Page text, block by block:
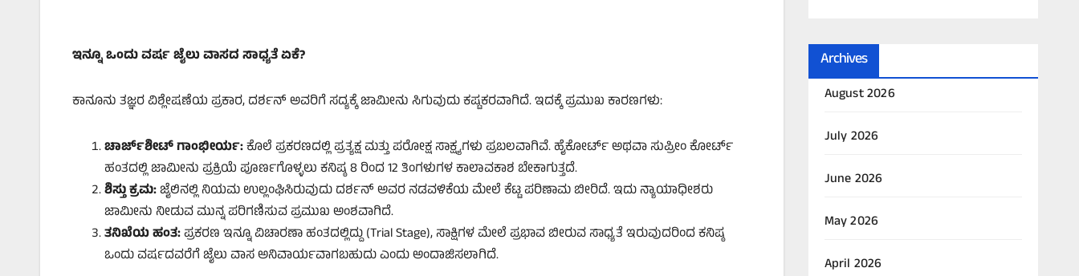
ಇನ್ನೂ ಒಂದು ವರ್ಷ ಜೈಲು ವಾಸದ ಸಾಧ್ಯತೆ ಏಕೆ?
ಕಾನೂನು ತಜ್ಞರ ವಿಶ್ಲೇಷಣೆಯ ಪ್ರಕಾರ, ದರ್ಶನ್ ಅವರಿಗೆ ಸದ್ಯಕ್ಕೆ ಜಾಮೀನು ಸಿಗುವುದು ಕಷ್ಟಕರವಾಗಿದೆ. ಇದಕ್ಕೆ ಪ್ರಮುಖ ಕಾರಣಗಳು:
ಚಾರ್ಜ್‌ಶೀಟ್ ಗಾಂಭೀರ್ಯ:ಕೊಲೆ ಪ್ರಕರಣದಲ್ಲಿ ಪ್ರತ್ಯಕ್ಷ ಮತ್ತು ಪರೋಕ್ಷ ಸಾಕ್ಷ್ಯಗಳು ಪ್ರಬಲವಾಗಿವೆ. ಹೈಕೋರ್ಟ್ ಅಥವಾ ಸುಪ್ರೀಂ ಕೋರ್ಟ್
ಹಂತದಲ್ಲಿ ಜಾಮೀನು ಪ್ರಕ್ರಿಯೆ ಪೂರ್ಣಗೊಳ್ಳಲು ಕನಿಷ್ಠ 8 ರಿಂದ 12 ತಿಂಗಳುಗಳ ಕಾಲಾವಕಾಶ ಬೇಕಾಗುತ್ತದೆ.
ಶಿಸ್ತು ಕ್ರಮ:ಜೈಲಿನಲ್ಲಿ ನಿಯಮ ಉಲ್ಲಂಘಿಸಿರುವುದು ದರ್ಶನ್ ಅವರ ನಡವಳಿಕೆಯ ಮೇಲೆ ಕೆಟ್ಟ ಪರಿಣಾಮ ಬೀರಿದೆ. ಇದು ನ್ಯಾಯಾಧೀಶರು
ಜಾಮೀನು ನೀಡುವ ಮುನ್ನ ಪರಿಗಣಿಸುವ ಪ್ರಮುಖ ಅಂಶವಾಗಿದೆ.
ತನಿಖೆಯ ಹಂತ:ಪ್ರಕರಣ ಇನ್ನೂ ವಿಚಾರಣಾ ಹಂತದಲ್ಲಿದ್ದು (Trial Stage), ಸಾಕ್ಷಿಗಳ ಮೇಲೆ ಪ್ರಭಾವ ಬೀರುವ ಸಾಧ್ಯತೆ ಇರುವುದರಿಂದ ಕನಿಷ್ಠ
ಒಂದು ವರ್ಷದವರೆಗೆ ಜೈಲು ವಾಸ ಅನಿವಾರ್ಯವಾಗಬಹುದು ಎಂದು ಅಂದಾಜಿಸಲಾಗಿದೆ.
Archives
August 2026
July 2026
June 2026
May 2026
April 2026